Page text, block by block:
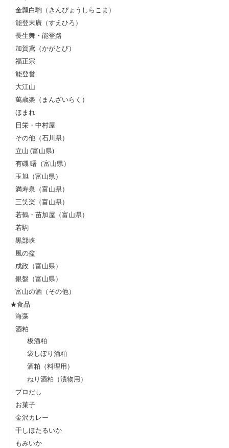
金瓢白駒（きんぴょうしらこま）
能登末廣（すえひろ）
長生舞・能登路
加賀鳶（かがとび）
福正宗
能登誉
大江山
萬歳楽（まんざいらく）
ほまれ
日栄・中村屋
その他（石川県）
立山 (富山県)
有磯 曙（富山県）
玉旭（富山県）
満寿泉（富山県）
三笑楽（富山県）
若鶴・苗加屋（富山県）
若駒
黒部峡
風の盆
成政（富山県）
銀盤（富山県）
富山の酒（その他）
★食品
海藻
酒粕
板酒粕
袋しぼり酒粕
酒粕（料理用）
ねり酒粕（漬物用）
プロだし
お菓子
金沢カレー
干しほたるいか
もみいか